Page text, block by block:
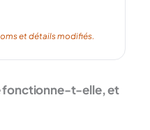
et détails modifiés.
fonctionne-t-elle, et